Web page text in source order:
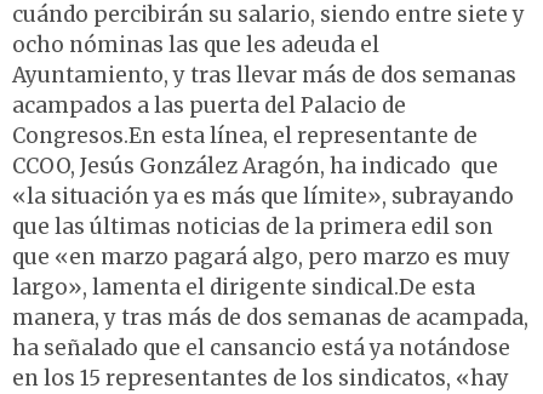
cuándo percibirán su salario, siendo entre siete y
ocho nóminas las que les adeuda el
Ayuntamiento, y tras llevar más de dos semanas
acampados a las puerta del Palacio de
Congresos.En esta línea, el representante de
CCOO, Jesús González Aragón, ha indicado que
«la situación ya es más que límite», subrayando
que las últimas noticias de la primera edil son
que «en marzo pagará algo, pero marzo es muy
largo», lamenta el dirigente sindical.De esta
manera, y tras más de dos semanas de acampada,
ha señalado que el cansancio está ya notándose
en los 15 representantes de los sindicatos, «hay